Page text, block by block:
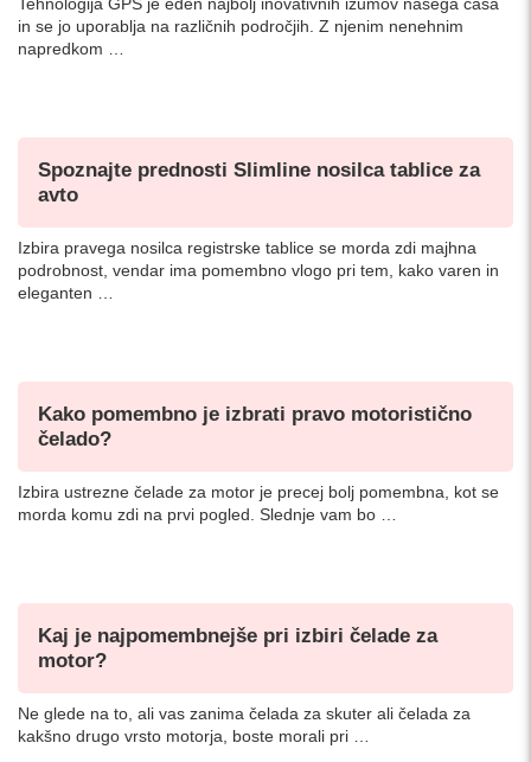
in se jo uporablja na različnih področjih. Z njenim nenehnim
napredkom …
Spoznajte prednosti Slimline nosilca tablice za
avto
Izbira pravega nosilca registrske tablice se morda zdi majhna
podrobnost, vendar ima pomembno vlogo pri tem, kako varen in
eleganten …
Kako pomembno je izbrati pravo motoristično
čelado?
Izbira ustrezne čelade za motor je precej bolj pomembna, kot se
morda komu zdi na prvi pogled. Slednje vam bo …
Kaj je najpomembnejše pri izbiri čelade za
motor?
Ne glede na to, ali vas zanima čelada za skuter ali čelada za
kakšno drugo vrsto motorja, boste morali pri …